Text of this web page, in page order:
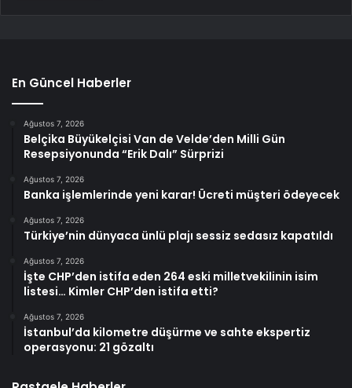
En Güncel Haberler
Ağustos 7, 2026
Belçika Büyükelçisi Van de Velde’den Milli Gün
Resepsiyonunda “Erik Dalı” Sürprizi
Ağustos 7, 2026
Banka işlemlerinde yeni karar! Ücreti müşteri ödeyecek
Ağustos 7, 2026
Türkiye’nin dünyaca ünlü plajı sessiz sedasız kapatıldı
Ağustos 7, 2026
İşte CHP’den istifa eden 264 eski milletvekilinin isim
listesi… Kimler CHP’den istifa etti?
Ağustos 7, 2026
İstanbul’da kilometre düşürme ve sahte ekspertiz
operasyonu: 21 gözaltı